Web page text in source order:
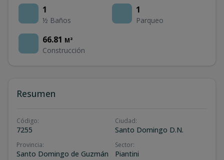
1
½ Baños
1
Parqueo
66.81 M²
Construcción
Resumen
Código:
7255
Ciudad:
Santo Domingo D.N.
Provincia:
Santo Domingo de Guzmán
Sector:
Piantini